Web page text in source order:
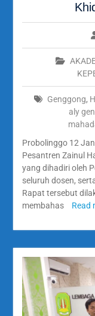
Genggong,
aly
Probolinggo 12
Pesantren Zainul
yang dihadiri oleh
seluruh dosen,
Rapat tersebut
membahas
Read